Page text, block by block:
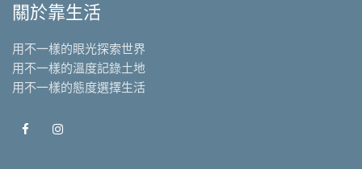
關於靠生活
用不一樣的眼光探索世界
用不一樣的溫度記錄土地
用不一樣的態度選擇生活